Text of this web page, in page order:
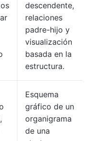
descendente,
relaciones
padre-hijo y
visualización
basada en la
estructura.
Esquema
gráfico de un
organigrama
de una